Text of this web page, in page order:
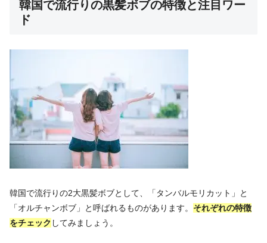
韓国で流行りの黒髪ボブの特徴と注目ワー
ド
韓国で流行りの2大黒髪ボブとして、「タンバルモリカット」と
「オルチャンボブ」と呼ばれるものがあります。 それぞれの特徴
をチェック してみましょう。